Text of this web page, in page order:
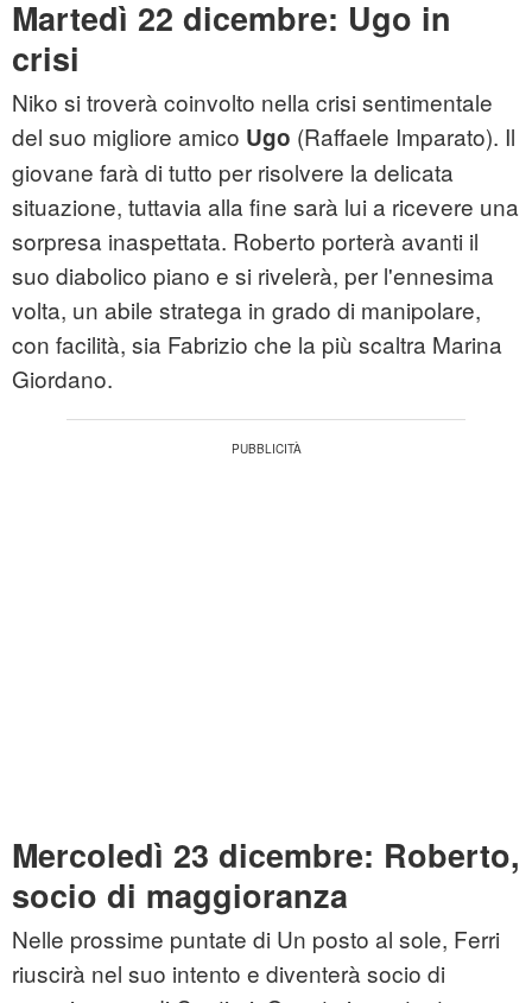
Martedì 22 dicembre: Ugo in
crisi
Niko si troverà coinvolto nella crisi sentimentale
del suo migliore amico Ugo (Raffaele Imparato). Il
giovane farà di tutto per risolvere la delicata
situazione, tuttavia alla fine sarà lui a ricevere una
sorpresa inaspettata. Roberto porterà avanti il
suo diabolico piano e si rivelerà, per l'ennesima
volta, un abile stratega in grado di manipolare,
con facilità, sia Fabrizio che la più scaltra Marina
Giordano.
Mercoledì 23 dicembre: Roberto,
socio di maggioranza
Nelle prossime puntate di Un posto al sole, Ferri
riuscirà nel suo intento e diventerà socio di